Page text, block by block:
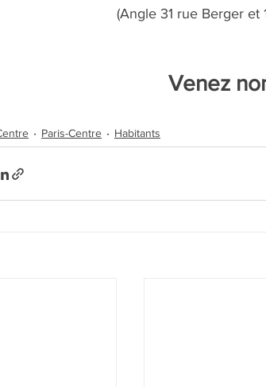
(Angle 31 rue Berger et
Venez
Paris-Centre Habitants